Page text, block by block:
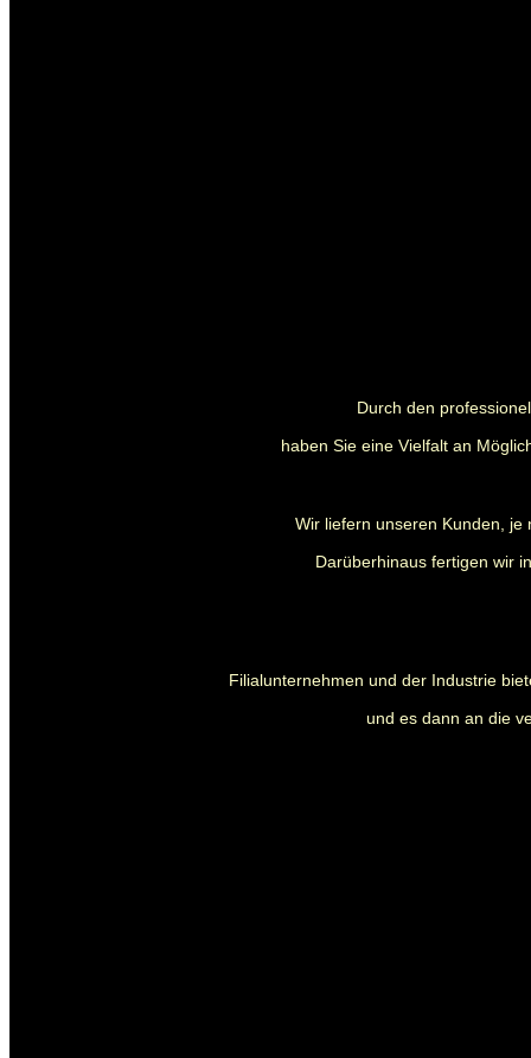
Durch den
haben Sie eine Vielfalt an
Wir liefern unseren Kunden, je
Darüberhinaus fertigen wir
Filialunternehmen und der Industrie
und es dann an die